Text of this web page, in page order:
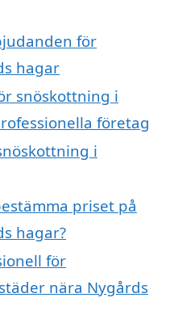
för
hagar
snöskottning i
företag
i
priset på
hagar?
för
nära Nygårds